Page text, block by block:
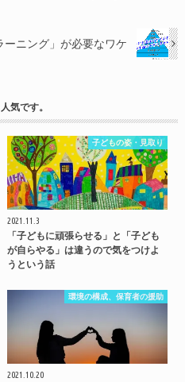
ニング」が必要なワケ
気です。
子どもの姿・見取り
2021.11.3
「子どもに頑張らせる」と「子ども
が自らやる」は違うので気をつけよ
うという話
環境の構成、保育者の援助
2021.10.20